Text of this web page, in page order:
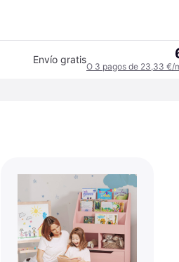
Envío gratis
O 3 pagos de 23,33 €/